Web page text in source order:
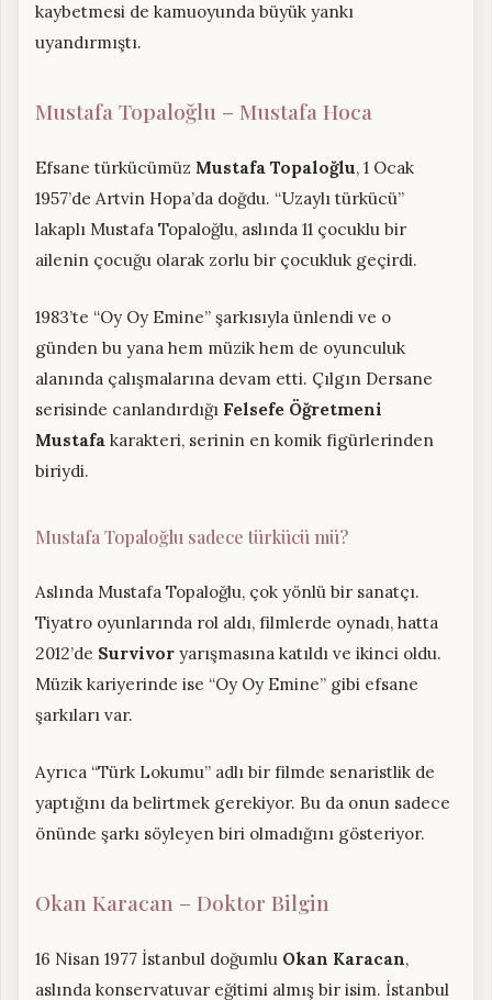
kaybetmesi de kamuoyunda büyük yankı
uyandırmıştı.
Mustafa Topaloğlu – Mustafa Hoca
Efsane türkücümüz Mustafa Topaloğlu, 1 Ocak
1957’de Artvin Hopa’da doğdu. “Uzaylı türkücü”
lakaplı Mustafa Topaloğlu, aslında 11 çocuklu bir
ailenin çocuğu olarak zorlu bir çocukluk geçirdi.
1983’te “Oy Oy Emine” şarkısıyla ünlendi ve o
günden bu yana hem müzik hem de oyunculuk
alanında çalışmalarına devam etti. Çılgın Dersane
serisinde canlandırdığı Felsefe Öğretmeni
Mustafa karakteri, serinin en komik figürlerinden
biriydi.
Mustafa Topaloğlu sadece türkücü mü?
Aslında Mustafa Topaloğlu, çok yönlü bir sanatçı.
Tiyatro oyunlarında rol aldı, filmlerde oynadı, hatta
2012’de Survivor yarışmasına katıldı ve ikinci oldu.
Müzik kariyerinde ise “Oy Oy Emine” gibi efsane
şarkıları var.
Ayrıca “Türk Lokumu” adlı bir filmde senaristlik de
yaptığını da belirtmek gerekiyor. Bu da onun sadece
önünde şarkı söyleyen biri olmadığını gösteriyor.
Okan Karacan – Doktor Bilgin
16 Nisan 1977 İstanbul doğumlu Okan Karacan,
aslında konservatuvar eğitimi almış bir isim. İstanbul